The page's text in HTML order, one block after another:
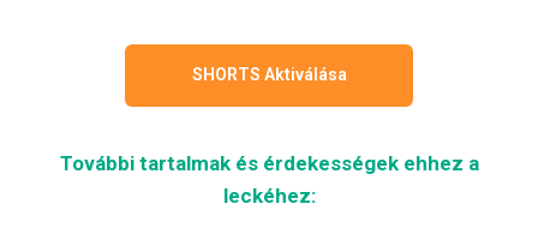
SHORTS Aktiválása
További tartalmak és érdekességek ehhez a
leckéhez: